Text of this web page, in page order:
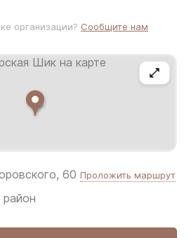
60 Проложить маршрут
организации? Сообщите нам